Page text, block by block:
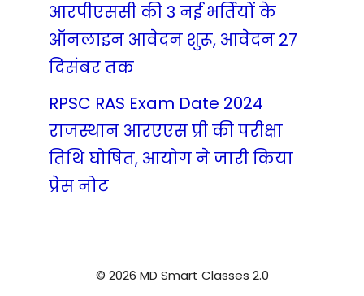
आरपीएससी की 3 नई भर्तियों के
ऑनलाइन आवेदन शुरू, आवेदन 27
दिसंबर तक
RPSC RAS Exam Date 2024
राजस्थान आरएएस प्री की परीक्षा
तिथि घोषित, आयोग ने जारी किया
प्रेस नोट
© 2026 MD Smart Classes 2.0